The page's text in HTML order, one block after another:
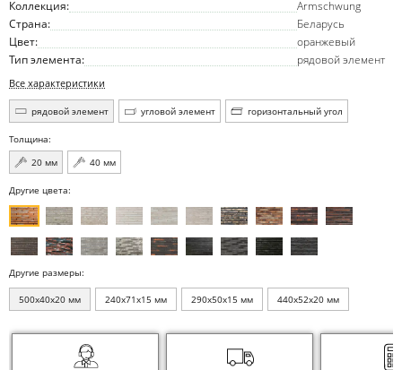
Коллекция:
Armschwung
Страна:
Беларусь
Цвет:
оранжевый
Тип элемента:
рядовой элемент
Все характеристики
рядовой элемент угловой элемент горизонтальный угол
Толщина:
20 мм
40 мм
Другие цвета:
Другие размеры:
500x40x20 мм 240x71x15 мм 290x50x15 мм 440x52x20 мм